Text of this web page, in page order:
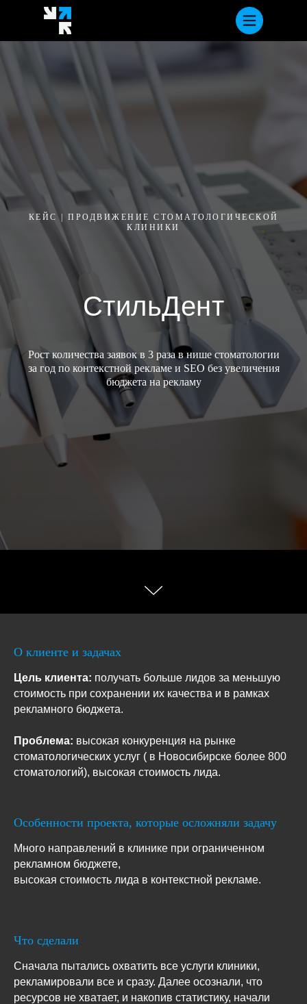
КЕЙC | ПРОДВИЖЕНИЕ СТОМАТОЛОГИЧЕСКОЙ
КЛИНИКИ
СтильДент
Рост количества заявок в 3 раза в нише стоматологии
за год по контекстной рекламе и SEO без увеличения
бюджета на рекламу
О клиенте и задачах
Цель клиента: получать больше лидов за меньшую
стоимость при сохранении их качества и в рамках
рекламного бюджета.
Проблема: высокая конкуренция на рынке
стоматологических услуг ( в Новосибирске более 800
стоматологий), высокая стоимость лида.
Особенности проекта, которые осложняли задачу
Много направлений в клинике при ограниченном
рекламном бюджете,
высокая стоимость лида в контекстной рекламе.
Что сделали
Сначала пытались охватить все услуги клиники,
рекламировали все и сразу. Далее осознали, что
ресурсов не хватает, и накопив статистику, начали